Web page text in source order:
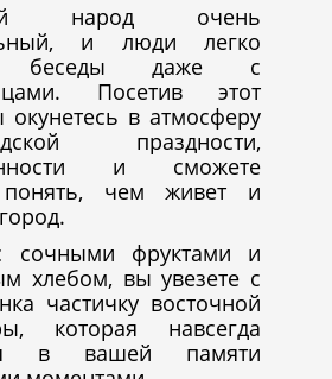
народ очень
и люди легко
беседы даже с
Посетив этот
окунетесь в атмосферу
праздности,
и сможете
чем живет и
сочными фруктами и
хлебом, вы увезете с
частичку восточной
которая навсегда
в вашей памяти